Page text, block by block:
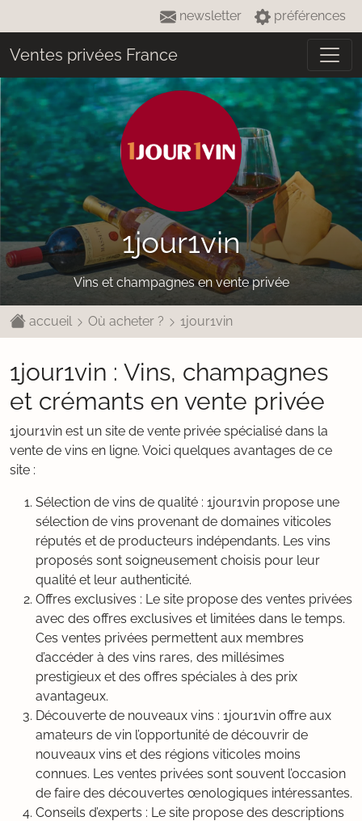
newsletter préférences
Ventes privées France
1jour1vin
Vins et champagnes en vente privée
accueil Où acheter ? 1jour1vin
1jour1vin : Vins, champagnes
et crémants en vente privée
1jour1vin est un site de vente privée spécialisé dans la
vente de vins en ligne. Voici quelques avantages de ce
site :
Sélection de vins de qualité : 1jour1vin propose une
sélection de vins provenant de domaines viticoles
réputés et de producteurs indépendants. Les vins
proposés sont soigneusement choisis pour leur
qualité et leur authenticité.
Offres exclusives : Le site propose des ventes privées
avec des offres exclusives et limitées dans le temps.
Ces ventes privées permettent aux membres
d’accéder à des vins rares, des millésimes
prestigieux et des offres spéciales à des prix
avantageux.
Découverte de nouveaux vins : 1jour1vin offre aux
amateurs de vin l’opportunité de découvrir de
nouveaux vins et des régions viticoles moins
connues. Les ventes privées sont souvent l’occasion
de faire des découvertes œnologiques intéressantes.
Conseils d’experts : Le site propose des descriptions